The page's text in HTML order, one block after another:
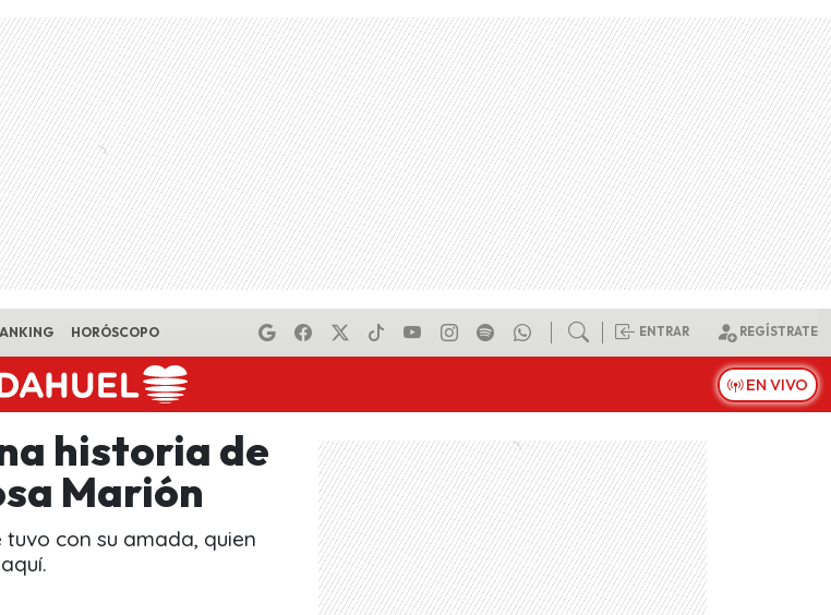
HORÓSCOPO ENTRAR REGÍSTRATE
EN VIVO
historia de
Marión
con su amada, quien